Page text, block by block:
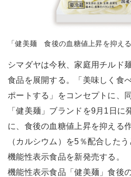
「健美麺 食後の血糖値上昇を抑え
シマダヤは今秋、家庭用チルド
食品を展開する。「美味しく食
ポートする」をコンセプトに、
「健美麺」ブランドを9月1日に
に、食後の血糖値上昇を抑える
（カルシウム）を5％配合した
機能性表示食品を新発売する。
機能性表示食品「健美麺」食後